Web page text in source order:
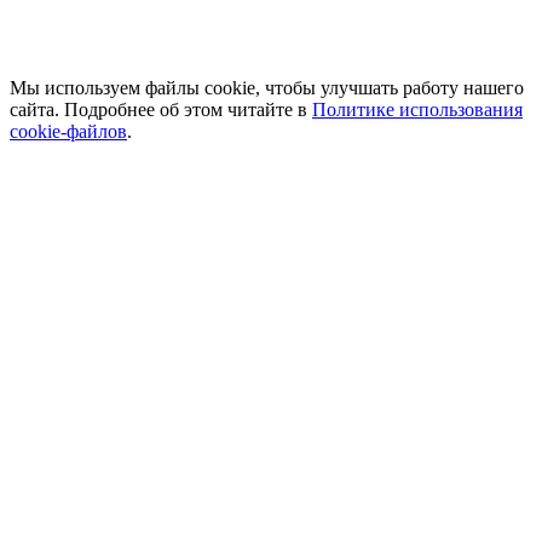
Мы используем файлы cookie, чтобы улучшать работу нашего
сайта. Подробнее об этом читайте в Политике использования
cookie-файлов.